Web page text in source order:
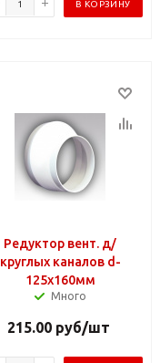
В КОРЗИНУ
Редуктор вент. д/
круглых каналов d-
125х160мм
Много
215.00руб/шт